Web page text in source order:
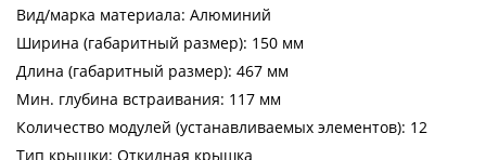
Вид/марка материала: Алюминий
Ширина (габаритный размер): 150 мм
Длина (габаритный размер): 467 мм
Мин. глубина встраивания: 117 мм
Количество модулей (устанавливаемых элементов): 12
Тип крышки: Откидная крышка